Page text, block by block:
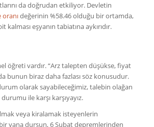
da doğrudan etkiliyor. Devletin
değerinin %58.46 olduğu bir ortamda,
kalması eşyanın tabiatına aykırıdır.
öğreti vardır. “Arz talepten düşükse, fiyat
bunun biraz daha fazlası söz konusudur.
olarak sayabileceğimiz, talebin olağan
ile karşı karşıyayız.
veya kiralamak isteyenlerin
yana dursun, 6 Şubat depremlerinden